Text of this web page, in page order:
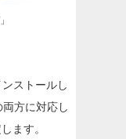
ストールし
方に対応し
ます。